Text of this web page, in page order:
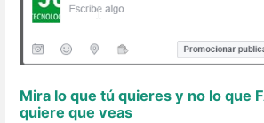
Mira lo que tú quieres y no lo que
quiere que veas